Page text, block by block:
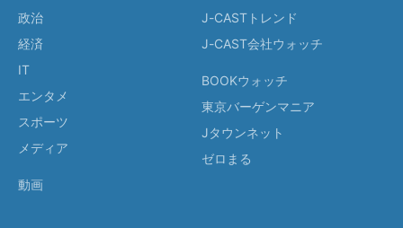
政治
経済
IT
エンタメ
スポーツ
メディア
動画
J-CASTトレンド
J-CAST会社ウォッチ
BOOKウォッチ
東京バーゲンマニア
Jタウンネット
ゼロまる